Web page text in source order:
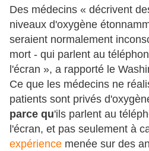
Des médecins « décrivent
niveaux d'oxygène
seraient normalement
mort - qui parlent au
l'écran », a rapporté le
Ce que les médecins ne
patients sont privés
parce qu'ils parlent au
l'écran, et pas seulement à
expérience menée sur des